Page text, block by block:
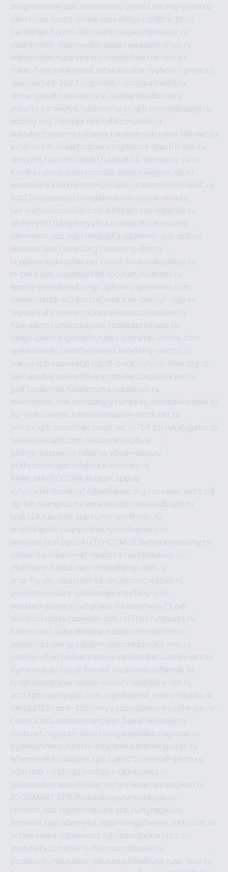
blagodarenie-spb.ruborodino-media.rucard-voice.ru
cardvoice.ruzed-online.ruzvonitut.ruzebra-tlt.ru
zarafshan.ruyork-life.ruvintovoykompressor.ru
vladivostok-map.ruvlknrussia.ruwasabi-shop.ru
webamator.ruzaryna.ruyoutubefree.rux-ton.ru
trade-farm.rutajuncos.rutaksu.rutor-lyubov-i-grom.ru
spayderhed-2022.rusplclub.rustoppamedia.ru
snow-guard.ruslovar-ivrit.rucleanmedicine.ru
shkurki-karakulya.rukanotiforet.spb.rututmassage.ru
ecolog.org.rupraga.spb.rufalcorussia.ru
autodoctorservis.rukamertondom.spb.ru net-life.net.ru
avto-vozim.rusakhcamera.rualliance-electro.spb.ru
stroyavt.rucontrolweb1.rutdsak74.rukinzozo-ru.ru
kvotka.ru iron-snab.rucosta-bella.rueugrus.pp.ru
associaciya39.ruprimexpo.spb.rubezmorchin.ru ia2.ru
cpt21.ru ispecspb.ru regahost.rukolosok-elita.ru
tae-kwon.ruconsrio.com.ru insiam.ruavegainfo.ru
archery161.rubigencyclica.ruvlast16.rukorru.net
sarmiento.spb.suextelopedia.ru lammin-suo.spb.ru
iskatour.spb.rusnpi.org.ru running-line.ru
krygeva-spa.ruchel.net.ru rust-loco.rudugshop.ru
hl-beta.spb.ruschool494.spb.ru mymubaby.ru
epoha-metalband.ru ngr.spb.ru rusgosnews.com
dieselvostok.ru24hostel.msk.ruw-dev.ruf-ship.ru
regsmi.rufilmnetwork.ru malinasp.rukinosvin.ru
h2o-salon.ru malutkayork.rudeltaprim.spb.ru
tango-perm.rugooddir.rusgv.su multiki-online.com
webkrasotki.comcherinvest.rudetskiy-ostrov.ru
ankou.spb.rualvesta1.rupdf-creator.ru nix-files.org.ru
sakhatoday.ruelektrikersymboler.rusputnikyes.ru
golf2club.msk.ruaeforums.ruzallclub.ru
multimodal.msk.ru habaigry.ru haikko.rusobakopedia.ru
isz-fest.ruewnc.infoscreensaver-clock.net.ru
volnav.spb.rucomnat.ru npf.net.ru 7bit.pp.rukalugatur.ru
tesiaes.rucard.com.rukazanka.spb.ru
gildiya-kuznecov.rukameryboavision.ru
griffoncom.spb.rufabrika-emotsiy.ru
PARK-MATROSOVA.RUagat.spb.ru
avtoyurist-moskva1.ru hardware.org.ruсхема-авто.рф
dg-lab.ruangrup.ru recruiter.spb.ru music8.spb.ru
krsk124.rukubok.spb.ru romanofforex.ru
analitikaplus.ruspyonline.ruzosikamery.ru
sloboda-ural.pp.ruAUTO-COM.SU hohota.net alimy.ru
online-z.comaromat-vostoka.ruotdelkaexp.ru
mobilvest.rubbd.net.ru mebelshop.msk.ru
smp-forum.rubastion-td.rukosmoscreative.ru
avrmotors.ruart-galadesign.rutiffany-c.ru
ecostep-samara.rud-p.spb.ru галактика73.рф
sko.com.rudavitamebel-spb.rufotsis.rutesiaes.ru
kokoroyari.spb.rublesna-kazan.ru mossilver.ru
lenderoq.rusergeydobrin.rutochkazvuka.msk.ru
people-of-art.rubezzubova.ruclubtibet.ruorior-aks.ru
dynamoauto.ruszk-favorit.rucarlines.ruflatnsk.ru
kingbolenskaner.rualex-motor.ruastroline.net.ru
act1.spb.rupolyglot.com.rugidlipetsk.ruooo-driada.ru
detsad125.ru mir-zdoroviya.rubruslanovo.rusiterem.ru
council.spb.ruлодкипатриот.рфkafekolizey.ru
iclub.net.rugazon-easy.rusugarepilekb.rugrinox.ru
pylesostineco.ru msts-ozarenie.rukameryjooan.ru
artemovskij.rudopler.spb.ruaid70.ru metall-perm.ru
ndm.msk.ru ratingzooshop.ruapiaccess.ru
globalautotrade.info bezverhovskoe.rudrsschool.ru
ZOOSMART.SPB.RUdalakony.ru medikijob.ru
remontt.spb.ruphotostudia.spb.ru myragon.ru
terramia.ruacademy62.rugardengallereya.ru rti.com.ru
artem-news.rubiserinca.rukrasnodarkurort.com
imshowtv.ru mebel-v-tule.ru mobtopik.ru
pcsecurity.net.rutool-sib.ru multimetrunit.rusp-tour.ru